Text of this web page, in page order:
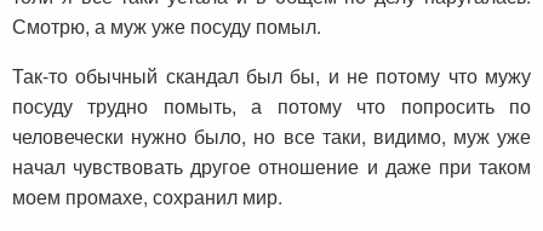
Смотрю, а муж уже посуду помыл.
Так-то обычный скандал был бы, и не потому что мужу
посуду трудно помыть, а потому что попросить по
человечески нужно было, но все таки, видимо, муж уже
начал чувствовать другое отношение и даже при таком
моем промахе, сохранил мир.